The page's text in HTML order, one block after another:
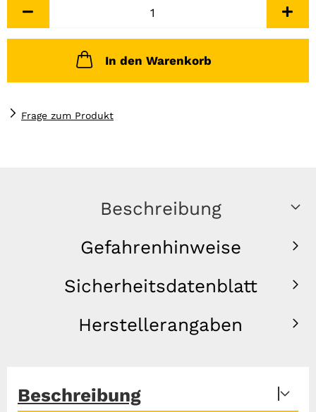
In den Warenkorb
Frage zum Produkt
Beschreibung
Gefahrenhinweise
Sicherheitsdatenblatt
Herstellerangaben
Beschreibung